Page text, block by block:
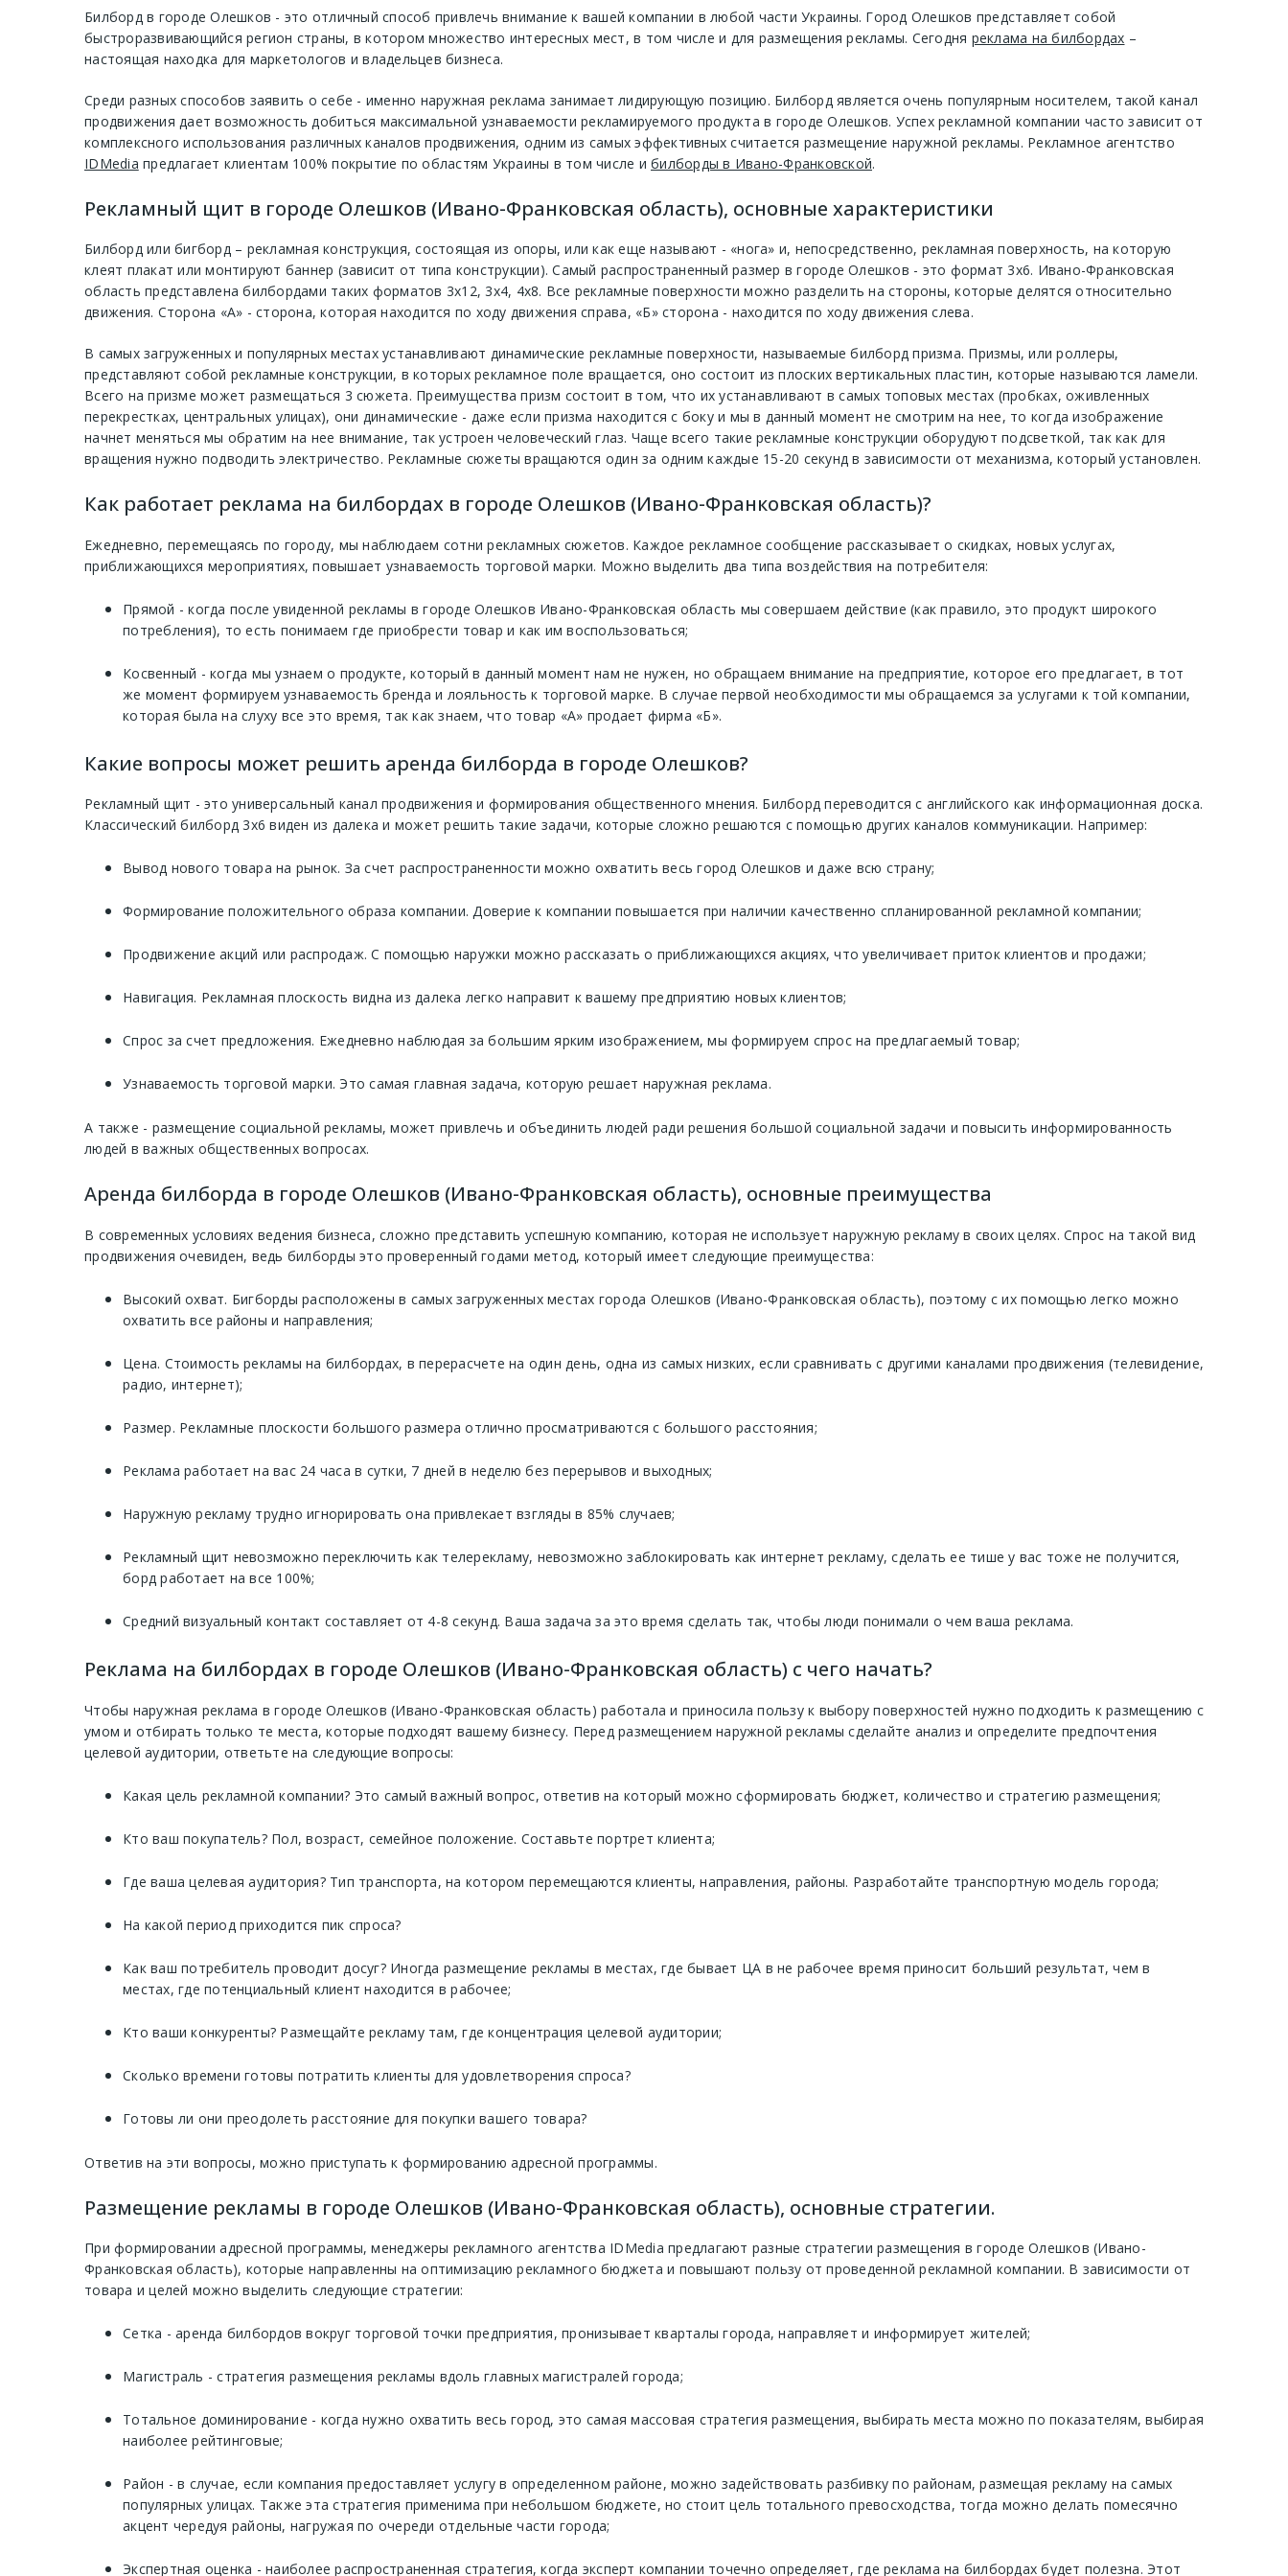
Билборд в городе Олешков - это отличный способ привлечь внимание к вашей компании в любой части Украины. Город Олешков представляет собой
быстроразвивающийся регион страны, в котором множество интересных мест, в том числе и для размещения рекламы. Сегодня реклама на билбордах –
настоящая находка для маркетологов и владельцев бизнеса.
Среди разных способов заявить о себе - именно наружная реклама занимает лидирующую позицию. Билборд является очень популярным носителем, такой канал
продвижения дает возможность добиться максимальной узнаваемости рекламируемого продукта в городе Олешков. Успех рекламной компании часто зависит от
комплексного использования различных каналов продвижения, одним из самых эффективных считается размещение наружной рекламы. Рекламное агентство
IDMedia предлагает клиентам 100% покрытие по областям Украины в том числе и билборды в Ивано-Франковской.
Рекламный щит в городе Олешков (Ивано-Франковская область), основные характеристики
Билборд или бигборд – рекламная конструкция, состоящая из опоры, или как еще называют - «нога» и, непосредственно, рекламная поверхность, на которую
клеят плакат или монтируют баннер (зависит от типа конструкции). Самый распространенный размер в городе Олешков - это формат 3х6. Ивано-Франковская
область представлена билбордами таких форматов 3х12, 3х4, 4х8. Все рекламные поверхности можно разделить на стороны, которые делятся относительно
движения. Сторона «А» - сторона, которая находится по ходу движения справа, «Б» сторона - находится по ходу движения слева.
В самых загруженных и популярных местах устанавливают динамические рекламные поверхности, называемые билборд призма. Призмы, или роллеры,
представляют собой рекламные конструкции, в которых рекламное поле вращается, оно состоит из плоских вертикальных пластин, которые называются ламели.
Всего на призме может размещаться 3 сюжета. Преимущества призм состоит в том, что их устанавливают в самых топовых местах (пробках, оживленных
перекрестках, центральных улицах), они динамические - даже если призма находится с боку и мы в данный момент не смотрим на нее, то когда изображение
начнет меняться мы обратим на нее внимание, так устроен человеческий глаз. Чаще всего такие рекламные конструкции оборудуют подсветкой, так как для
вращения нужно подводить электричество. Рекламные сюжеты вращаются один за одним каждые 15-20 секунд в зависимости от механизма, который установлен.
Как работает реклама на билбордах в городе Олешков (Ивано-Франковская область)?
Ежедневно, перемещаясь по городу, мы наблюдаем сотни рекламных сюжетов. Каждое рекламное сообщение рассказывает о скидках, новых услугах,
приближающихся мероприятиях, повышает узнаваемость торговой марки. Можно выделить два типа воздействия на потребителя:
Прямой - когда после увиденной рекламы в городе Олешков Ивано-Франковская область мы совершаем действие (как правило, это продукт широкого
потребления), то есть понимаем где приобрести товар и как им воспользоваться;
Косвенный - когда мы узнаем о продукте, который в данный момент нам не нужен, но обращаем внимание на предприятие, которое его предлагает, в тот
же момент формируем узнаваемость бренда и лояльность к торговой марке. В случае первой необходимости мы обращаемся за услугами к той компании,
которая была на слуху все это время, так как знаем, что товар «А» продает фирма «Б».
Какие вопросы может решить аренда билборда в городе Олешков?
Рекламный щит - это универсальный канал продвижения и формирования общественного мнения. Билборд переводится с английского как информационная доска.
Классический билборд 3х6 виден из далека и может решить такие задачи, которые сложно решаются с помощью других каналов коммуникации. Например:
Вывод нового товара на рынок. За счет распространенности можно охватить весь город Олешков и даже всю страну;
Формирование положительного образа компании. Доверие к компании повышается при наличии качественно спланированной рекламной компании;
Продвижение акций или распродаж. С помощью наружки можно рассказать о приближающихся акциях, что увеличивает приток клиентов и продажи;
Навигация. Рекламная плоскость видна из далека легко направит к вашему предприятию новых клиентов;
Спрос за счет предложения. Ежедневно наблюдая за большим ярким изображением, мы формируем спрос на предлагаемый товар;
Узнаваемость торговой марки. Это самая главная задача, которую решает наружная реклама.
А также - размещение социальной рекламы, может привлечь и объединить людей ради решения большой социальной задачи и повысить информированность
людей в важных общественных вопросах.
Аренда билборда в городе Олешков (Ивано-Франковская область), основные преимущества
В современных условиях ведения бизнеса, сложно представить успешную компанию, которая не использует наружную рекламу в своих целях. Спрос на такой вид
продвижения очевиден, ведь билборды это проверенный годами метод, который имеет следующие преимущества:
Высокий охват. Бигборды расположены в самых загруженных местах города Олешков (Ивано-Франковская область), поэтому с их помощью легко можно
охватить все районы и направления;
Цена. Стоимость рекламы на билбордах, в перерасчете на один день, одна из самых низких, если сравнивать с другими каналами продвижения (телевидение,
радио, интернет);
Размер. Рекламные плоскости большого размера отлично просматриваются с большого расстояния;
Реклама работает на вас 24 часа в сутки, 7 дней в неделю без перерывов и выходных;
Наружную рекламу трудно игнорировать она привлекает взгляды в 85% случаев;
Рекламный щит невозможно переключить как телерекламу, невозможно заблокировать как интернет рекламу, сделать ее тише у вас тоже не получится,
борд работает на все 100%;
Средний визуальный контакт составляет от 4-8 секунд. Ваша задача за это время сделать так, чтобы люди понимали о чем ваша реклама.
Реклама на билбордах в городе Олешков (Ивано-Франковская область) с чего начать?
Чтобы наружная реклама в городе Олешков (Ивано-Франковская область) работала и приносила пользу к выбору поверхностей нужно подходить к размещению с
умом и отбирать только те места, которые подходят вашему бизнесу. Перед размещением наружной рекламы сделайте анализ и определите предпочтения
целевой аудитории, ответьте на следующие вопросы:
Какая цель рекламной компании? Это самый важный вопрос, ответив на который можно сформировать бюджет, количество и стратегию размещения;
Кто ваш покупатель? Пол, возраст, семейное положение. Составьте портрет клиента;
Где ваша целевая аудитория? Тип транспорта, на котором перемещаются клиенты, направления, районы. Разработайте транспортную модель города;
На какой период приходится пик спроса?
Как ваш потребитель проводит досуг? Иногда размещение рекламы в местах, где бывает ЦА в не рабочее время приносит больший результат, чем в
местах, где потенциальный клиент находится в рабочее;
Кто ваши конкуренты? Размещайте рекламу там, где концентрация целевой аудитории;
Сколько времени готовы потратить клиенты для удовлетворения спроса?
Готовы ли они преодолеть расстояние для покупки вашего товара?
Ответив на эти вопросы, можно приступать к формированию адресной программы.
Размещение рекламы в городе Олешков (Ивано-Франковская область), основные стратегии.
При формировании адресной программы, менеджеры рекламного агентства IDMedia предлагают разные стратегии размещения в городе Олешков (Ивано-
Франковская область), которые направленны на оптимизацию рекламного бюджета и повышают пользу от проведенной рекламной компании. В зависимости от
товара и целей можно выделить следующие стратегии:
Сетка - аренда билбордов вокруг торговой точки предприятия, пронизывает кварталы города, направляет и информирует жителей;
Магистраль - стратегия размещения рекламы вдоль главных магистралей города;
Тотальное доминирование - когда нужно охватить весь город, это самая массовая стратегия размещения, выбирать места можно по показателям, выбирая
наиболее рейтинговые;
Район - в случае, если компания предоставляет услугу в определенном районе, можно задействовать разбивку по районам, размещая рекламу на самых
популярных улицах. Также эта стратегия применима при небольшом бюджете, но стоит цель тотального превосходства, тогда можно делать помесячно
акцент чередуя районы, нагружая по очереди отдельные части города;
Экспертная оценка - наиболее распространенная стратегия, когда эксперт компании точечно определяет, где реклама на билбордах будет полезна. Этот